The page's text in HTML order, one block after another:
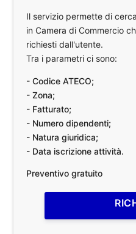
Il servizio permette di
in Camera di Commercio
richiesti dall'utente.
Tra i parametri ci sono:
- Codice ATECO;
- Zona;
- Fatturato;
- Numero dipendenti;
- Natura giuridica;
- Data iscrizione attività.
Preventivo gratuito